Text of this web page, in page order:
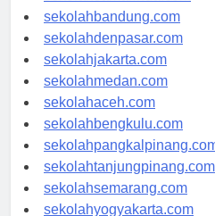
sekolahsamarinda.com
sekolahbandung.com
sekolahdenpasar.com
sekolahjakarta.com
sekolahmedan.com
sekolahaceh.com
sekolahbengkulu.com
sekolahpangkalpinang.com
sekolahtanjungpinang.com
sekolahsemarang.com